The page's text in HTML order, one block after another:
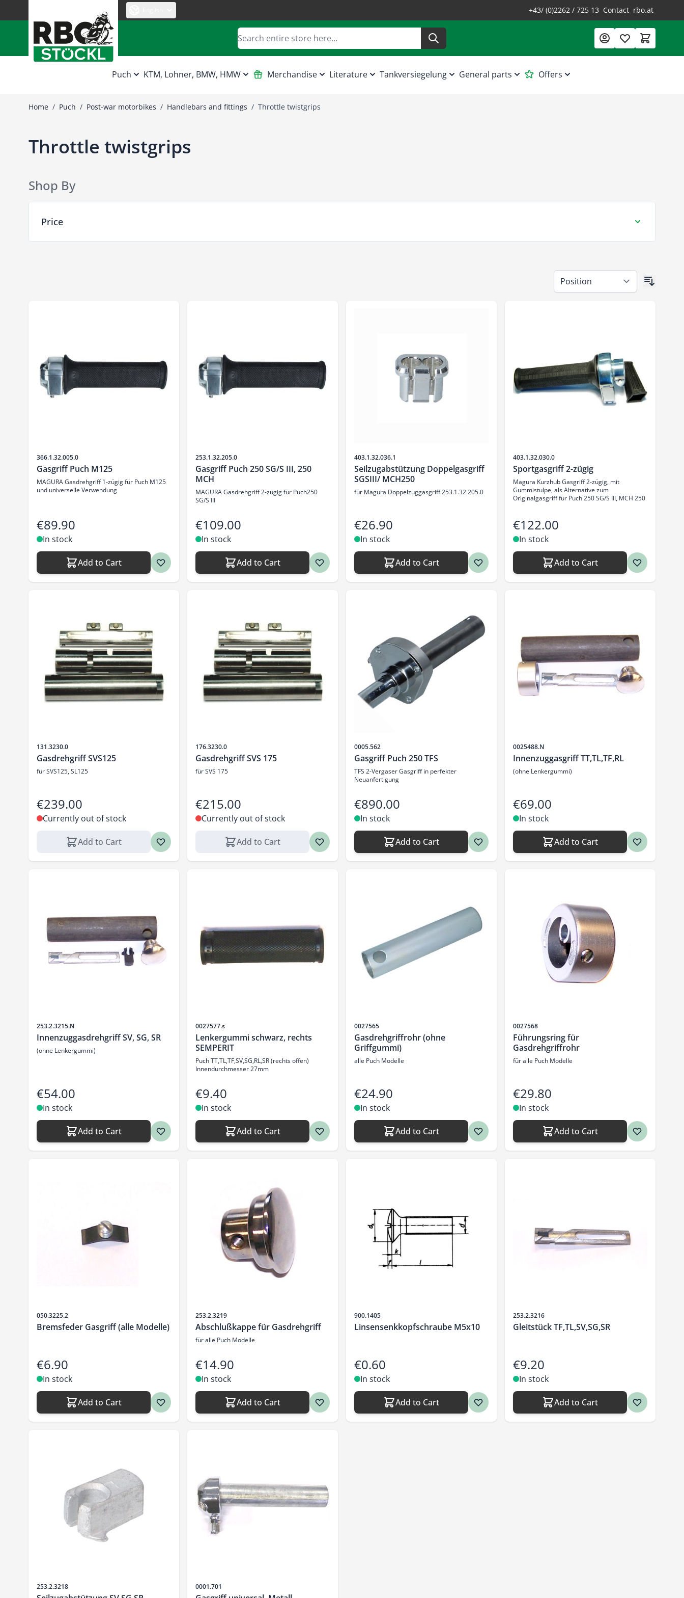
+43/ (0)2262 / 725 13 Contact rbo.at
Search
Puch KTM, Lohner, BMW, HMW Merchandise Literature Tankversiegelung General parts Offers
Home / Puch / Post-war motorbikes / Handlebars and fittings / Throttle twistgrips
Throttle twistgrips
Shop By
Price
Sku
366.1.32.005.0
Gasgriff Puch M125
MAGURA Gasdrehgriff 1-zügig für Puch M125
und universelle Verwendung
€89.90
In stock
Add to Cart
Sku
253.1.32.205.0
Gasgriff Puch 250 SG/S III, 250
MCH
MAGURA Gasdrehgriff 2-zügig für Puch250
SG/S III
€109.00
In stock
Add to Cart
Sku
403.1.32.036.1
Seilzugabstützung Doppelgasgriff
SGSIII/ MCH250
für Magura Doppelzuggasgriff 253.1.32.205.0
€26.90
In stock
Add to Cart
Sku
403.1.32.030.0
Sportgasgriff 2-zügig
Magura Kurzhub Gasgriff 2-zügig, mit
Gummistulpe, als Alternative zum
Originalgasgriff für Puch 250 SG/S III, MCH 250
€122.00
In stock
Add to Cart
Sku
131.3230.0
Gasdrehgriff SVS125
für SVS125, SL125
€239.00
Currently out of stock
Add to Cart
Sku
176.3230.0
Gasdrehgriff SVS 175
für SVS 175
€215.00
Currently out of stock
Add to Cart
Sku
0005.562
Gasgriff Puch 250 TFS
TFS 2-Vergaser Gasgriff in perfekter
Neuanfertigung
€890.00
In stock
Add to Cart
Sku
0025488.N
Innenzuggasgriff TT,TL,TF,RL
(ohne Lenkergummi)
€69.00
In stock
Add to Cart
Sku
253.2.3215.N
Innenzuggasdrehgriff SV, SG, SR
(ohne Lenkergummi)
€54.00
In stock
Add to Cart
Sku
0027577.s
Lenkergummi schwarz, rechts
SEMPERIT
Puch TT,TL,TF,SV,SG,RL,SR (rechts offen)
Innendurchmesser 27mm
€9.40
In stock
Add to Cart
Sku
0027565
Gasdrehgriffrohr (ohne
Griffgummi)
alle Puch Modelle
€24.90
In stock
Add to Cart
Sku
0027568
Führungsring für
Gasdrehgriffrohr
für alle Puch Modelle
€29.80
In stock
Add to Cart
Sku
050.3225.2
Bremsfeder Gasgriff (alle Modelle)
€6.90
In stock
Add to Cart
Sku
253.2.3219
Abschlußkappe für Gasdrehgriff
für alle Puch Modelle
€14.90
In stock
Add to Cart
Sku
900.1405
Linsensenkkopfschraube M5x10
€0.60
In stock
Add to Cart
Sku
253.2.3216
Gleitstück TF,TL,SV,SG,SR
€9.20
In stock
Add to Cart
Sku
253.2.3218 Sku
0001.701